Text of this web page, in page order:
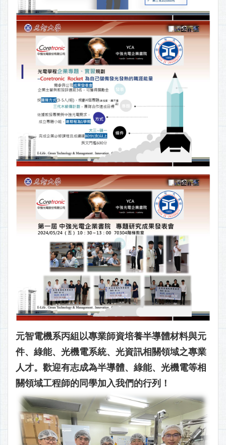
元智電機系丙組以專業師資培養半導體材料與元
件、綠能、光機電系統、光資訊相關領域之專業
人才。歡迎有志成為半導體、綠能、光機電等相
關領域工程師的同學加入我們的行列！